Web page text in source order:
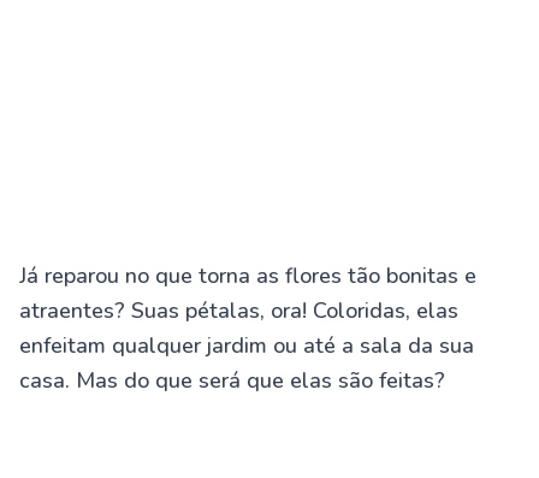
Já reparou no que torna as flores tão bonitas e
atraentes? Suas pétalas, ora! Coloridas, elas
enfeitam qualquer jardim ou até a sala da sua
casa. Mas do que será que elas são feitas?